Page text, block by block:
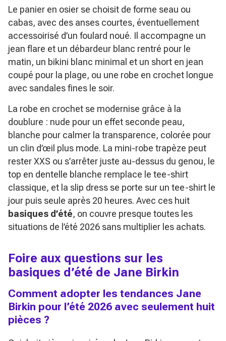
Le panier en osier se choisit de forme seau ou
cabas, avec des anses courtes, éventuellement
accessoirisé d’un foulard noué. Il accompagne un
jean flare et un débardeur blanc rentré pour le
matin, un bikini blanc minimal et un short en jean
coupé pour la plage, ou une robe en crochet longue
avec sandales fines le soir.
La robe en crochet se modernise grâce à la
doublure : nude pour un effet seconde peau,
blanche pour calmer la transparence, colorée pour
un clin d’œil plus mode. La mini-robe trapèze peut
rester XXS ou s’arrêter juste au-dessus du genou, le
top en dentelle blanche remplace le tee-shirt
classique, et la slip dress se porte sur un tee-shirt le
jour puis seule après 20 heures. Avec ces huit
basiques d’été, on couvre presque toutes les
situations de l’été 2026 sans multiplier les achats.
Foire aux questions sur les
basiques d’été de Jane Birkin
Comment adopter les tendances Jane
Birkin pour l’été 2026 avec seulement huit
pièces ?